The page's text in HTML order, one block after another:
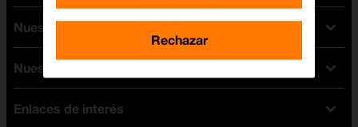
Nuestras tarifas
Tarifas Orange
Tarifas fibra y móvil
Tarifas móviles
Nuestros dispositivos
Ofertas en móviles
Enlaces de interés
Rechazar